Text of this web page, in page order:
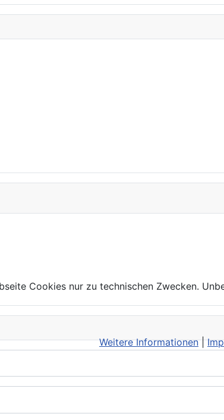
Cookies nur zu technischen Zwecken.
Weitere Informationen|